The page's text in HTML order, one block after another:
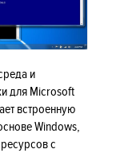
и
для Microsoft
встроенную
Windows,
с